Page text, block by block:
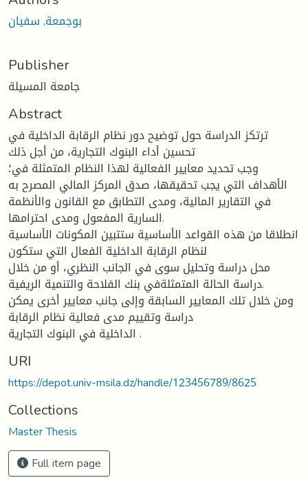
بوجمعة, سفيان
Publisher
جامعة المسيلة
Abstract
ترتكز الدراسة حول توضيح دور نظام الرقابة الداخلية في
تحسين أداء البنوك التجارية، من أجل ذلك
وجب تحديد معايير الفعالية لهذا النظام المتمثلة في؛
الأهداف التي يجب تحقيقها، صدق المركز المالي المصرح به
في التقارير المالية، ومدى التطابق مع القانون والأنظمة
السارية المفعول ومدى احترامها.
انطلاقا من هذه القواعد الأساسية ستتبين المكونات الأساسية
لنظام الرقابة الداخلية الفعال التي ستكون
محل دراسة وتحليل سوى في الجانب النظري، أو من خلال
دراسة الحالة المتمثلةفي بنك الفلاحة والتنمية الريفية.
ومن خلال تلك المعايير السابقة وإلى جانب معايير أخرى يمكن
دراسة وتقييم مدى فعالية نظام الرقابة
الداخلية في البنوك التجارية .
URI
https://depot.univ-msila.dz/handle/123456789/8625
Collections
Master Thesis
Full item page